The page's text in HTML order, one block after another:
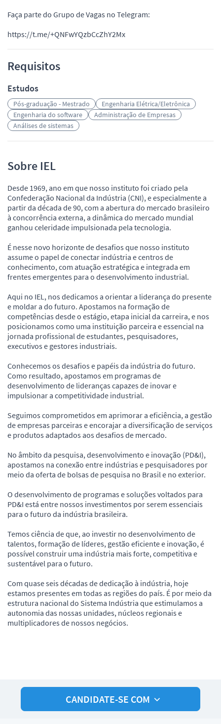
Faça parte do Grupo de Vagas no Telegram:
https://t.me/+QNFwYQzbCcZhY2Mx
Requisitos
Estudos
Pós-graduação - Mestrado
Engenharia Elétrica/Eletrônica
Engenharia do software
Administração de Empresas
Análises de sistemas
Sobre IEL
Desde 1969, ano em que nosso instituto foi criado pela
Confederação Nacional da Indústria (CNI), e especialmente a
partir da década de 90, com a abertura do mercado brasileiro
à concorrência externa, a dinâmica do mercado mundial
ganhou celeridade impulsionada pela tecnologia.
É nesse novo horizonte de desafios que nosso instituto
assume o papel de conectar indústria e centros de
conhecimento, com atuação estratégica e integrada em
frentes emergentes para o desenvolvimento industrial.
Aqui no IEL, nos dedicamos a orientar a liderança do presente
e moldar a do futuro. Apostamos na formação de
competências desde o estágio, etapa inicial da carreira, e nos
posicionamos como uma instituição parceira e essencial na
jornada profissional de estudantes, pesquisadores,
executivos e gestores industriais.
Conhecemos os desafios e papéis da indústria do futuro.
Como resultado, apostamos em programas de
desenvolvimento de lideranças capazes de inovar e
impulsionar a competitividade industrial.
Seguimos comprometidos em aprimorar a eficiência, a gestão
de empresas parceiras e encorajar a diversificação de serviços
e produtos adaptados aos desafios de mercado.
No âmbito da pesquisa, desenvolvimento e inovação (PD&I),
apostamos na conexão entre indústrias e pesquisadores por
meio da oferta de bolsas de pesquisa no Brasil e no exterior.
O desenvolvimento de programas e soluções voltados para
PD&I está entre nossos investimentos por serem essenciais
para o futuro da indústria brasileira.
Temos ciência de que, ao investir no desenvolvimento de
talentos, formação de líderes, gestão eficiente e inovação, é
possível construir uma indústria mais forte, competitiva e
sustentável para o futuro.
Com quase seis décadas de dedicação à indústria, hoje
estamos presentes em todas as regiões do país. É por meio da
estrutura nacional do Sistema Indústria que estimulamos a
autonomia das nossas unidades, núcleos regionais e
multiplicadores de nossos negócios.
CANDIDATE-SE COM